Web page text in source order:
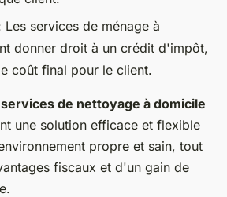
Les services de ménage à
donner droit à un crédit d'impôt,
coût final pour le client.
services de nettoyage à domicile
une solution efficace et flexible
propre et sain, tout
fiscaux et d'un gain de